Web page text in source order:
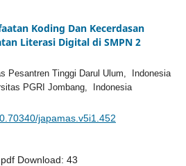
Koding Dan Kecerdasan
Literasi Digital di SMPN 2
Pesantren Tinggi Darul Ulum, Indonesia
PGRI Jombang, Indonesia
japamas.v5i1.452
Download: 43